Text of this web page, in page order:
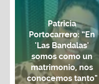
Patricia
Portocarrero: “En
'Las Bandalas'
somos como un
matrimonio, nos
conocemos tanto"